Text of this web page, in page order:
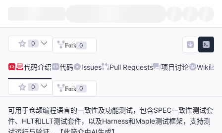
0 Fork 0
代码介绍 代码 Issues Pull Requests 项目讨论 Wiki
0 Fork 0
可用于仓颉编程语言的一致性及功能测试，包含SPEC一致性测试套
件、HLT和LLT测试套件，以及Harness和Maple测试框架，支持测